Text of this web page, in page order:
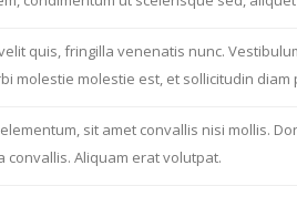
quis, fringilla venenatis nunc.
molestie molestie est, et sollicitudin diam
sit amet convallis nisi mollis.
convallis. Aliquam erat volutpat.